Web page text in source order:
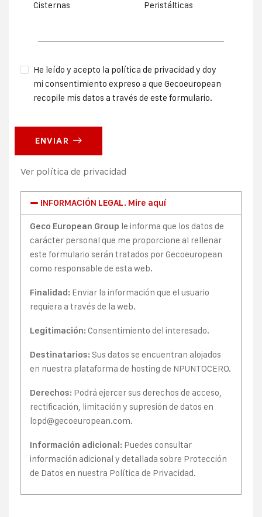
Cisternas Peristálticas
He leído y acepto la política de privacidad y doy
mi consentimiento expreso a que Gecoeuropean
recopile mis datos a través de este formulario.
ENVIAR
Ver política de privacidad
INFORMACIÓN LEGAL. Mire aquí
Geco European Group le informa que los datos de
carácter personal que me proporcione al rellenar
este formulario serán tratados por Gecoeuropean
como responsable de esta web.
Finalidad: Enviar la información que el usuario
requiera a través de la web.
Legitimación: Consentimiento del interesado.
Destinatarios: Sus datos se encuentran alojados
en nuestra plataforma de hosting de NPUNTOCERO.
Derechos: Podrá ejercer sus derechos de acceso,
rectificación, limitación y supresión de datos en
lopd@gecoeuropean.com.
Información adicional: Puedes consultar
información adicional y detallada sobre Protección
de Datos en nuestra Política de Privacidad.